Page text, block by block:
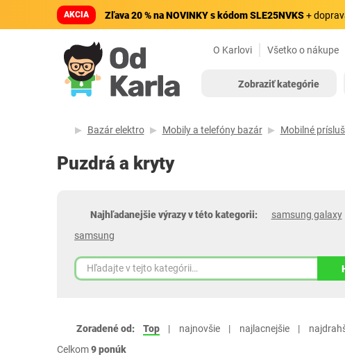
AKCIA Zľava 20 % na NOVINKY s kódom SLE25NVKS+
O Karlovi Všetko o nákupe
Zobraziť kategórie
Bazár elektro Mobily a telefóny bazár Mobilné
Puzdrá a kryty
Najhľadanejšie výrazy v této kategorii: samsung galaxy
samsung
Zoradené od: Top najnovšie najlacnejšie
Celkom9 ponúk